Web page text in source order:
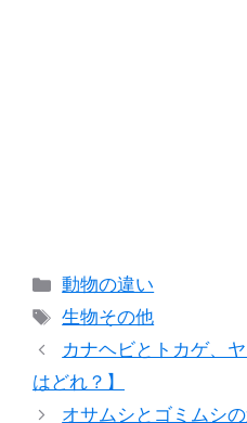
カ
テ
リ
ー
動物の違い
タ
グ
生物その他
カナヘビとトカゲ、
はどれ？】
オサムシとゴミムシ